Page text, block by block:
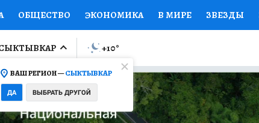
ОБЩЕСТВО ЭКОНОМИКА В МИРЕ ЗВЕЗДЫ
ПРОИСШЕСТВИЯ НАЦИОНАЛЬНЫЕ
МИР Я ЗНАЮ СЕМЬЯ ЖЕНСКИЕ
СЕРИАЛЫ СПЕЦПРОЕКТЫ ДЕФИЦИТ
ВАШ РЕГИОН —СЫКТЫВКАР
ДА ВЫБРАТЬ ДРУГОЙ
+10°